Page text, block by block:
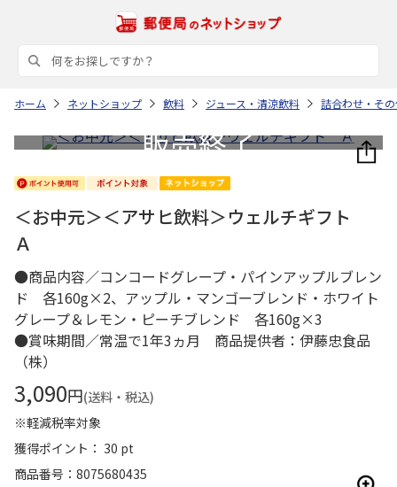
ホーム ネットショップ 飲料 ジュース・清涼飲料 詰合わせ・そ
＜お中元＞＜アサヒ飲料＞ウェルチギフト
Ａ
●商品内容／コンコードグレープ・パインアップルブレン
ド 各160g×2、アップル・マンゴーブレンド・ホワイト
グレープ＆レモン・ピーチブレンド 各160g×3
●賞味期間／常温で1年3ヵ月 商品提供者：伊藤忠食品
（株）
3,090円(送料・税込)
※軽減税率対象
獲得ポイント： 30 pt
商品番号
8075680435